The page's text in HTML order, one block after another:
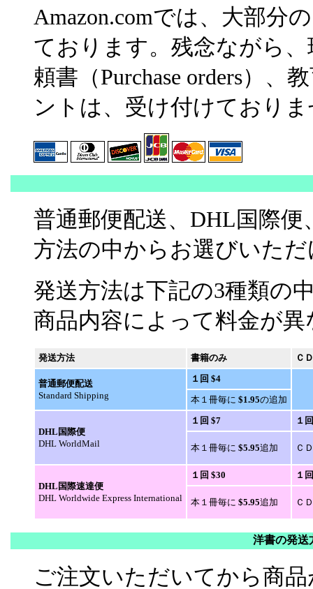
Amazon.comでは、大部分
ております。残念ながら
頼書（Purchase orders）
ントは、受け付けており
普通郵便配送、DHL国際
方法の中からお選びいた
発送方法は下記の3種類の
商品内容によって料金が
発送方法 書籍のみ Ｃ
普通郵便配送
Standard Shipping
１回 $4
本１冊毎に $1.95の追加
DHL国際便
DHL WorldMail
１回 $7 １
本１冊毎に $5.95追加 Ｃ
DHL国際速達便
DHL Worldwide Express International
１回 $30 １
本１冊毎に $5.95追加 Ｃ
洋書の発送
ご注文いただいてから商